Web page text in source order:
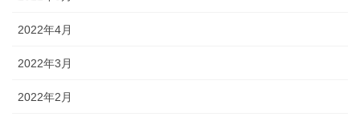
2022年4月
2022年3月
2022年2月